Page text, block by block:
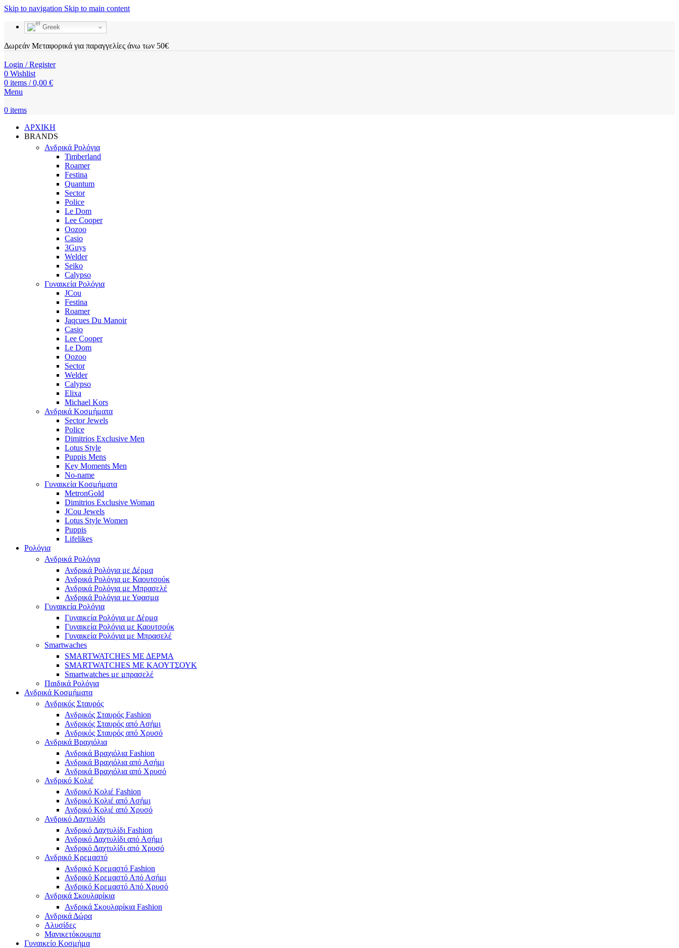
Skip to navigation Skip to main content
Greek
Δωρεάν Μεταφορικά για παραγγελίες άνω των 50€
Login / Register
0 Wishlist
0 items / 0,00 €
Menu
0 items
ΑΡΧΙΚΗ
BRANDS
Ανδρικά Ρολόγια
Timberland
Roamer
Festina
Quantum
Sector
Police
Le Dom
Lee Cooper
Oozoo
Casio
3Guys
Welder
Seiko
Calypso
Γυναικεία Ρολόγια
JCou
Festina
Roamer
Jaqcues Du Manoir
Casio
Lee Cooper
Le Dom
Oozoo
Sector
Welder
Calypso
Elixa
Michael Kors
Ανδρικά Κοσμήματα
Sector Jewels
Police
Dimitrios Exclusive Men
Lotus Style
Puppis Mens
Key Moments Men
No-name
Γυναικεία Κοσμήματα
MetronGold
Dimitrios Exclusive Woman
JCou Jewels
Lotus Style Women
Puppis
Lifelikes
Ρολόγια
Ανδρικά Ρολόγια
Ανδρικά Ρολόγια με Δέρμα
Ανδρικά Ρολόγια με Καουτσούκ
Ανδρικά Ρολόγια με Μπρασελέ
Ανδρικά Ρολόγια με Υφασμα
Γυναικεία Ρολόγια
Γυναικεία Ρολόγια με Δέρμα
Γυναικεία Ρολόγια με Καουτσούκ
Γυναικεία Ρολόγια με Μπρασελέ
Smartwaches
SMARTWATCHES ΜΕ ΔΕΡΜΑ
SMARTWATCHES ΜΕ ΚΑΟΥΤΣΟΥΚ
Smartwatches με μπρασελέ
Παιδικά Ρολόγια
Ανδρικά Κοσμήματα
Ανδρικός Σταυρός
Ανδρικός Σταυρός Fashion
Ανδρικός Σταυρός από Ασήμι
Ανδρικός Σταυρός από Χρυσό
Ανδρικά Βραχιόλια
Ανδρικά Βραχιόλια Fashion
Ανδρικά Βραχιόλια από Ασήμι
Ανδρικά Βραχιόλια από Χρυσό
Ανδρικό Κολιέ
Ανδρικό Κολιέ Fashion
Ανδρικό Κολιέ από Ασήμι
Ανδρικό Κολιέ από Χρυσό
Ανδρικό Δαχτυλίδι
Ανδρικό Δαχτυλίδι Fashion
Ανδρικό Δαχτυλίδι από Ασήμι
Ανδρικό Δαχτυλίδι από Χρυσό
Ανδρικό Κρεμαστό
Ανδρικό Κρεμαστό Fashion
Ανδρικό Κρεμαστό Από Ασήμι
Ανδρικό Κρεμαστό Από Χρυσό
Ανδρικά Σκουλαρίκια
Ανδρικά Σκουλαρίκια Fashion
Ανδρικά Δώρα
Αλυσίδες
Μανικετόκουμπα
Γυναικείο Κοσμήμα